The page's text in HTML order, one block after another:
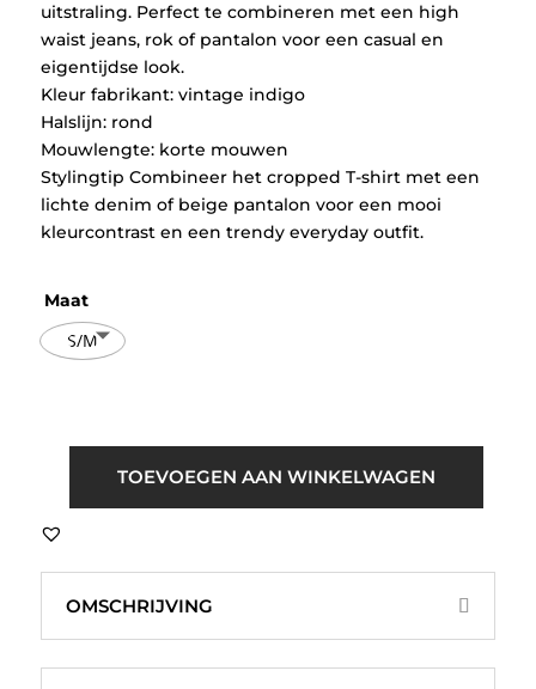
uitstraling. Perfect te combineren met een high
waist jeans, rok of pantalon voor een casual en
eigentijdse look.
Kleur fabrikant: vintage indigo
Halslijn: rond
Mouwlengte: korte mouwen
Stylingtip Combineer het cropped T-shirt met een
lichte denim of beige pantalon voor een mooi
kleurcontrast en een trendy everyday outfit.
Maat
S/M
MSCHMoa
Shirt
Blauw
aantal
TOEVOEGEN AAN WINKELWAGEN
OMSCHRIJVING